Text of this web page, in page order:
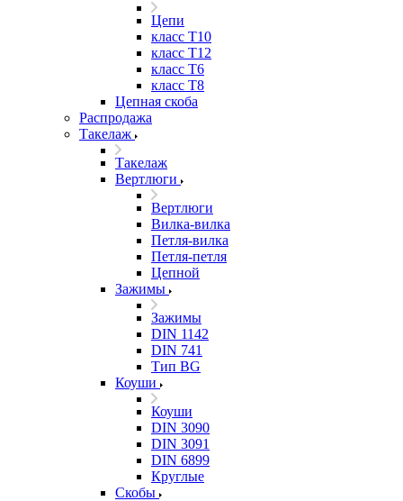
Цепи
класс Т10
класс Т12
класс Т6
класс Т8
Цепная скоба
Распродажа
Такелаж
Такелаж
Вертлюги
Вертлюги
Вилка-вилка
Петля-вилка
Петля-петля
Цепной
Зажимы
Зажимы
DIN 1142
DIN 741
Тип BG
Коуши
Коуши
DIN 3090
DIN 3091
DIN 6899
Круглые
Скобы